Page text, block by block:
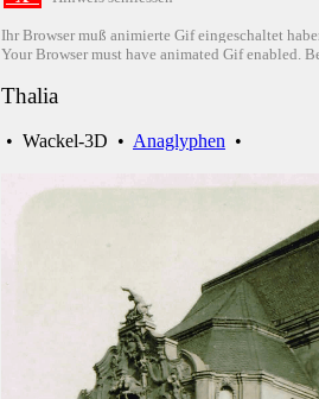
Ihr Browser muß animierte Gif eingeschaltet
Your Browser must have animated Gif enabled.
Thalia
• Wackel-3D • Anaglyphen •